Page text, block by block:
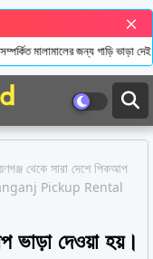
জন্য গাড়ি ভাড়া
থেকে সারা দেশে পিকআপ
Pickup Rental
ভাড়া দেওয়া হয়।